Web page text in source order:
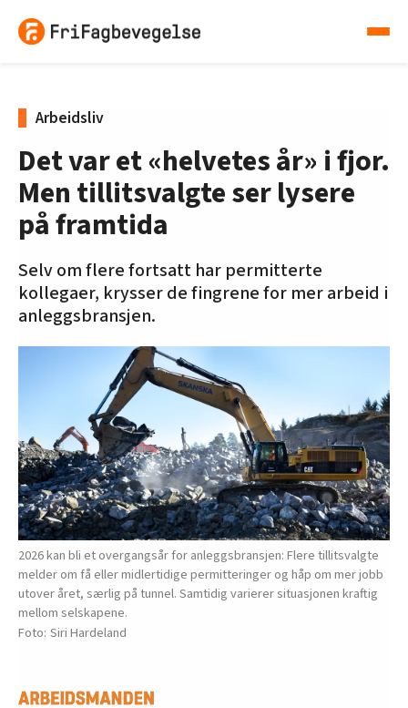
Arbeidsliv
Det var et «helvetes år» i fjor.
Men tillitsvalgte ser lysere
på framtida
Selv om flere fortsatt har permitterte
kollegaer, krysser de fingrene for mer arbeid i
anleggsbransjen.
2026 kan bli et overgangsår for anleggsbransjen: Flere tillitsvalgte
melder om få eller midlertidige permitteringer og håp om mer jobb
utover året, særlig på tunnel. Samtidig varierer situasjonen kraftig
mellom selskapene.
Siri Hardeland